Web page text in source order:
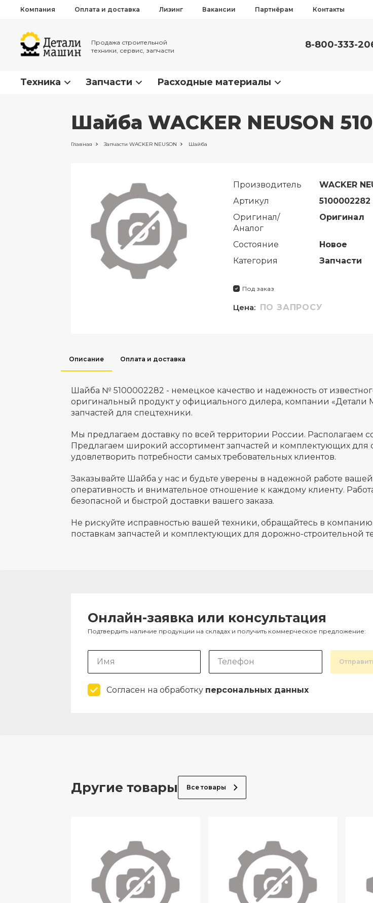
Компания Оплата и доставка Лизинг Вакансии Партнёрам Контакты
Продажа строительной
техники, сервис, запчасти
8-800-333-
Техника Запчасти Расходные материалы
Шайба WACKER NEUSON
Главная Запчасти WACKER NEUSON Шайба
Производитель
WACKER
Артикул
5100002282
Оригинал/
Аналог
Оригинал
Состояние
Новое
Категория
Запчасти
Под заказ
Цена: ПО ЗАПРОСУ
Описание Оплата и доставка
Шайба № 5100002282 - немецкое качество и надежность от
оригинальный продукт у официального дилера, компании
запчастей для спецтехники.
Мы предлагаем доставку по всей территории России. Располагаем
Предлагаем широкий ассортимент запчастей и комплектующих
удовлетворить потребности самых требовательных клиентов.
Заказывайте Шайба у нас и будьте уверены в надежной работе
оперативность и внимательное отношение к каждому клиенту.
безопасной и быстрой доставки вашего заказа.
Не рискуйте исправностью вашей техники, обращайтесь в
поставкам запчастей и комплектующих для дорожно-строительной
Онлайн-заявка или консультация
Подтвердить наличие продукции на складах и получить коммерческое предложение:
Согласен на обработку персональных данных
Другие товары Все товары